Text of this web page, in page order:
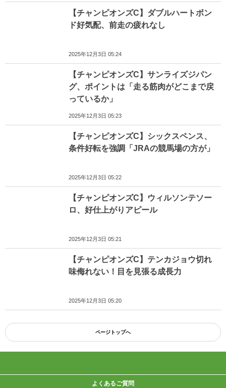
【チャンピオンズC】ダブルハートボン
ド好気配、前走の疲れなし
2025年12月3日 05:24
【チャンピオンズC】サンライズジパン
グ、ポイントは「走る筋肉がどこまで戻
っているか」
2025年12月3日 05:23
【チャンピオンズC】シックスペンス、
条件好転を強調「JRAの競馬場の方が」
2025年12月3日 05:22
【チャンピオンズC】ウィルソンテソー
ロ、好仕上がりアピール
2025年12月3日 05:21
【チャンピオンズC】テンカジョウ切れ
味侮れない！目を見張る成長力
2025年12月3日 05:20
ページトップへ
よくあるご質問